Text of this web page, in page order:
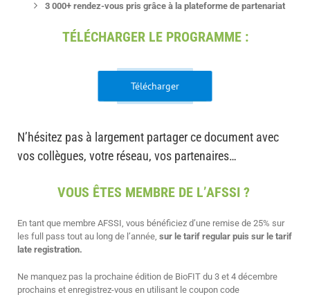
3 000+ rendez-vous pris grâce à la plateforme de partenariat
TÉLÉCHARGER LE PROGRAMME :
Télécharger
N’hésitez pas à largement partager ce document avec
vos collègues, votre réseau, vos partenaires…
VOUS ÊTES MEMBRE DE L’AFSSI ?
En tant que membre AFSSI, vous bénéficiez d’une remise de 25% sur
les full pass tout au long de l’année, sur le tarif regular puis sur le tarif
late registration.
Ne manquez pas la prochaine édition de BioFIT du 3 et 4 décembre
prochains et enregistrez-vous en utilisant le coupon code